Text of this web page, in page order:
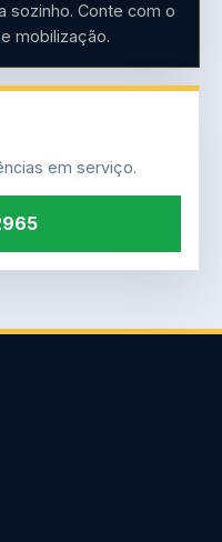
sozinho. Conte com o
mobilização.
em serviço.